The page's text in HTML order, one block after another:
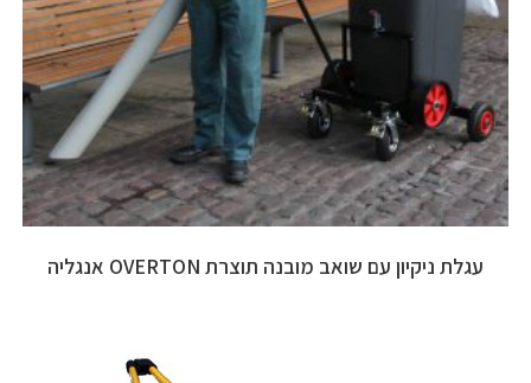
עגלת ניקיון עם שואב מובנה תוצרת OVERTON אנגליה